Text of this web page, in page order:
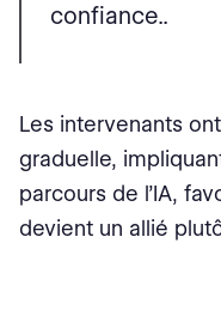
confiance..
Les intervenants
graduelle,
parcours de l’IA,
devient un allié